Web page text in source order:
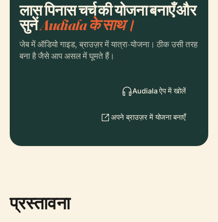
लास पिनास चर्च की योजना बनाएँ और
सुनेंAudiala के साथ।
जेब में ऑडियो गाइड, ब्राउज़र में यात्रा-योजना। ठीक उसी तरह
बना है जैसे आप असल में घूमते हैं।
Audiala ऐप में खोलें
अपने ब्राउज़र में योजना बनाएँ
प्रस्तावना